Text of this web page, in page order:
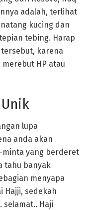
adalah, terlihat
kucing dan
tebing. Harap
karena
HP atau
lupa
anda akan
minta yang berderet
tahu banyak
menyapa
Hajji, sedekah
selamat.. Haji